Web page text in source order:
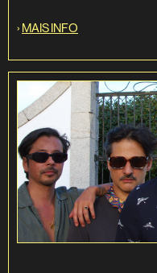
› MAIS INFO